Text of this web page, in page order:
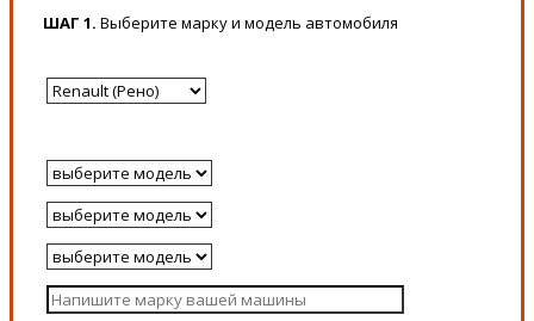
ШАГ 1. Выберите марку и модель автомобиля